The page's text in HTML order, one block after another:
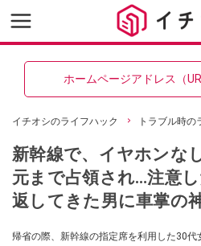
ホームページアドレス（
イチオシのライフハック トラブル時の
新幹線で、イヤホンな
元まで占領され…注意
返してきた男に車掌の
帰省の際、新幹線の指定席を利用した30